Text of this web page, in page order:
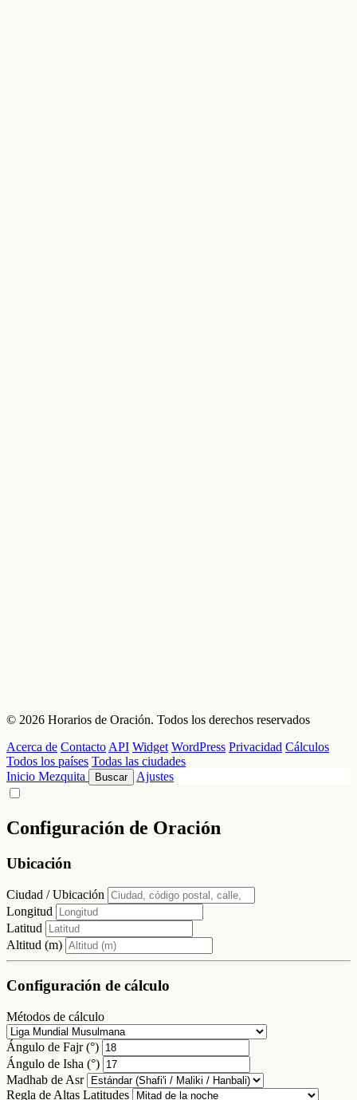
© 2026 Horarios de Oración. Todos los derechos reservados
Acerca de Contacto API Widget WordPress Privacidad Cálculos
Todos los países Todas las ciudades
Inicio Mezquita Buscar Ajustes
Configuración de Oración
Ubicación
Ciudad / Ubicación
Longitud
Latitud
Altitud (m)
Configuración de cálculo
Métodos de cálculo
Ángulo de Fajr (°)
Ángulo de Isha (°)
Madhab de Asr
Regla de Altas Latitudes